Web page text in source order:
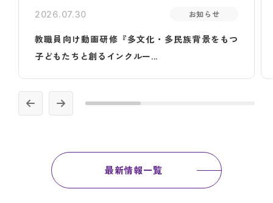
2026.07.30 お知らせ
教職員向け動画研修『多文化・多民族背景をもつ
子どもたちと創るインクルー...
最新情報一覧